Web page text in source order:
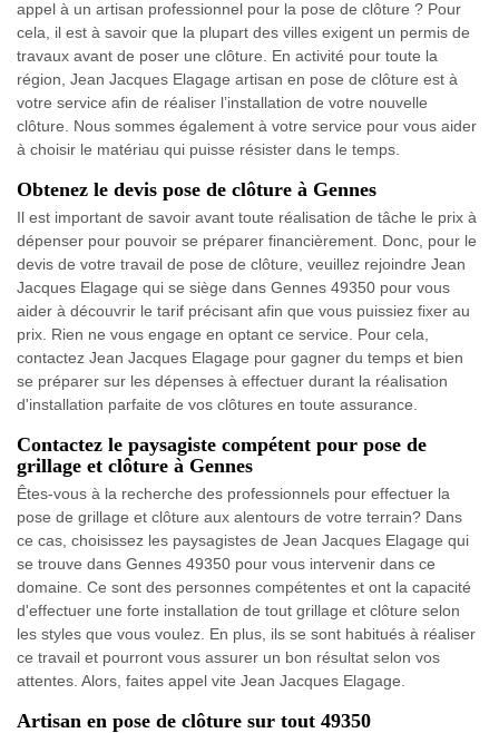
appel à un artisan professionnel pour la pose de clôture ? Pour
cela, il est à savoir que la plupart des villes exigent un permis de
travaux avant de poser une clôture. En activité pour toute la
région, Jean Jacques Elagage artisan en pose de clôture est à
votre service afin de réaliser l’installation de votre nouvelle
clôture. Nous sommes également à votre service pour vous aider
à choisir le matériau qui puisse résister dans le temps.
Obtenez le devis pose de clôture à Gennes
Il est important de savoir avant toute réalisation de tâche le prix à
dépenser pour pouvoir se préparer financièrement. Donc, pour le
devis de votre travail de pose de clôture, veuillez rejoindre Jean
Jacques Elagage qui se siège dans Gennes 49350 pour vous
aider à découvrir le tarif précisant afin que vous puissiez fixer au
prix. Rien ne vous engage en optant ce service. Pour cela,
contactez Jean Jacques Elagage pour gagner du temps et bien
se préparer sur les dépenses à effectuer durant la réalisation
d'installation parfaite de vos clôtures en toute assurance.
Contactez le paysagiste compétent pour pose de
grillage et clôture à Gennes
Êtes-vous à la recherche des professionnels pour effectuer la
pose de grillage et clôture aux alentours de votre terrain? Dans
ce cas, choisissez les paysagistes de Jean Jacques Elagage qui
se trouve dans Gennes 49350 pour vous intervenir dans ce
domaine. Ce sont des personnes compétentes et ont la capacité
d'effectuer une forte installation de tout grillage et clôture selon
les styles que vous voulez. En plus, ils se sont habitués à réaliser
ce travail et pourront vous assurer un bon résultat selon vos
attentes. Alors, faites appel vite Jean Jacques Elagage.
Artisan en pose de clôture sur tout 49350